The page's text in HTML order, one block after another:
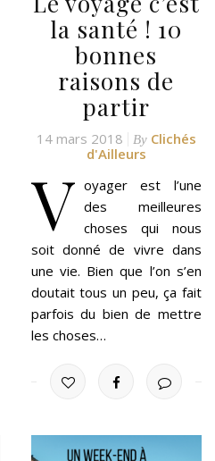
la santé ! 10
bonnes
raisons de
partir
14 mars 2018 By Clichés
d'Ailleurs
V oyager est l’une
des meilleures
choses qui nous
soit donné de vivre dans
une vie. Bien que l’on s’en
doutait tous un peu, ça fait
parfois du bien de mettre
les choses…